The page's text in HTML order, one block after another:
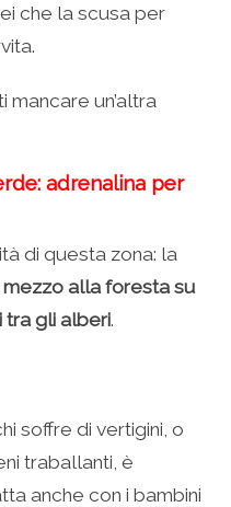
che la scusa per
un’altra
adrenalina per
di questa zona: la
alla foresta su
tra gli alberi.
soffre di vertigini, o
traballanti, è
anche con i bambini